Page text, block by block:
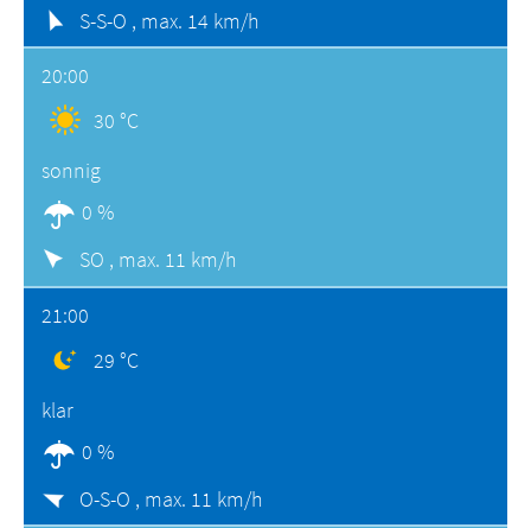
S-S-O , max. 14 km/h
20:00
30 °C
sonnig
0 %
SO , max. 11 km/h
21:00
29 °C
klar
0 %
O-S-O , max. 11 km/h